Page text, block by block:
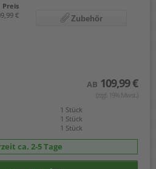
Preis
€ Zubehör
AB 109,99 €
(zzgl. 19% Mwst.)
1 Stück
1 Stück
1 Stück
ca. 2-5 Tage